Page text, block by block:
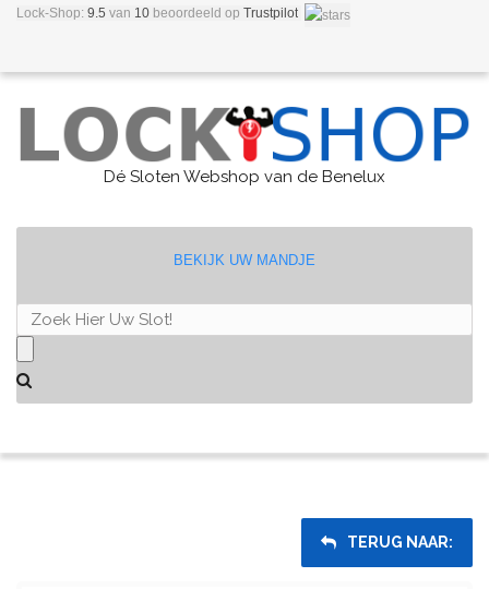
Lock-Shop: 9.5 van 10 beoordeeld op Trustpilot
Dé Sloten Webshop van de Benelux
BEKIJK UW MANDJE
TERUG NAAR: